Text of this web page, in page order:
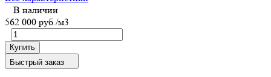
В наличии
562 000 руб./м3
Купить
Быстрый заказ